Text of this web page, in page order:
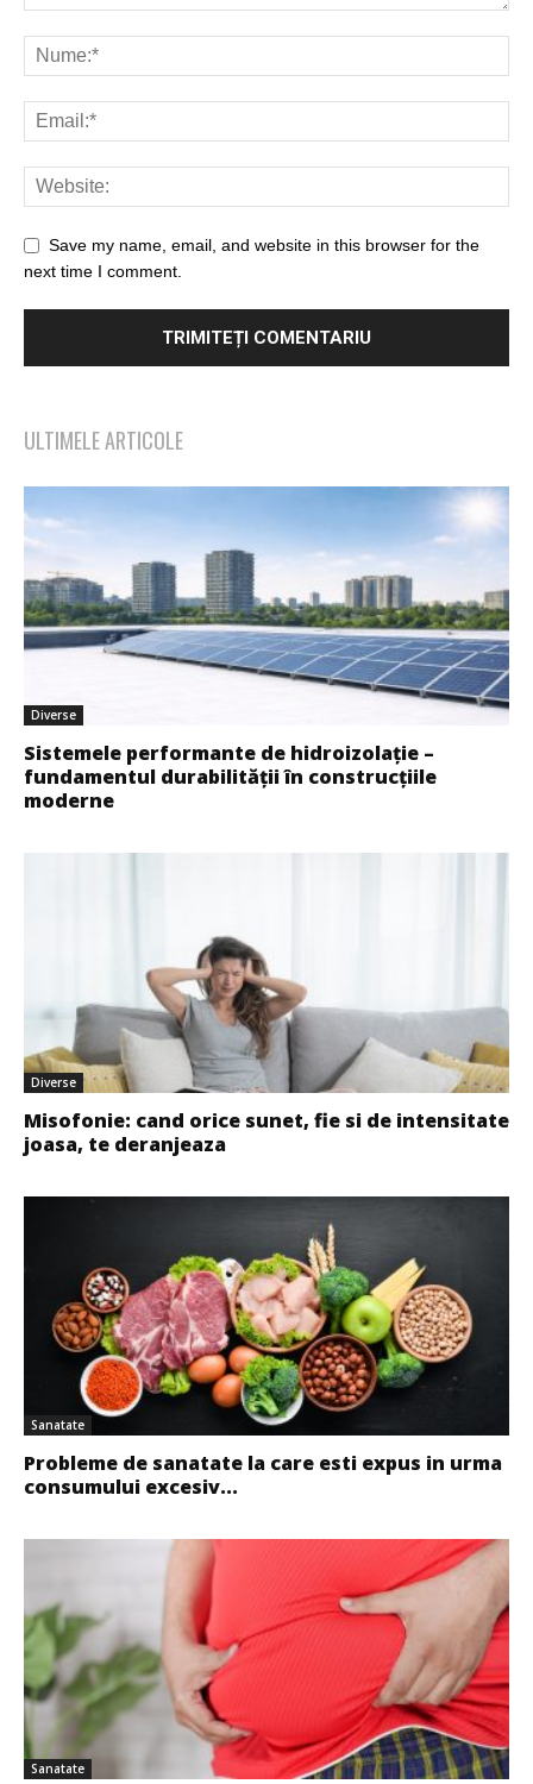
Save my name, email, and website in this browser for the
next time I comment.
ULTIMELE ARTICOLE
Diverse
Sistemele performante de hidroizolație –
fundamentul durabilității în construcțiile
moderne
Diverse
Misofonie: cand orice sunet, fie si de intensitate
joasa, te deranjeaza
Sanatate
Probleme de sanatate la care esti expus in urma
consumului excesiv...
Sanatate